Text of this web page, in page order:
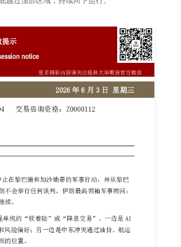
：于军礼从业资格：F0247894交易咨询资格：Z0000112
基金经理调查显示，平均现金仓位已降至3.9%，跌破4%
”，使中国半导体产业得以在EUV约束下持续迭代。Token
投入仅18美分产生真实价值。近1870亿美元杠杆ETF
踏。派珀桑德勒向公司客户发出警告，霍尔木兹海峡未
债收益率突破约4%-5%、欧洲国债收益率突破约3%-3.5%
金经理调查显示，平均现金仓位已降至3.9%，跌破4%的
场已步入债务螺旋的“Oh Shit时刻”。受日本加息及资本回
失去市场买家，整个金融体系的“无风险锚”就会动摇；如
利欧表示，围绕伊朗的冲突可能演变为第三次世界大
油价趋于平台化，将冲击全球经济。 美国前财长保尔森发
寸已创10年新高。AI对诸多行业的颠覆性替代、美国私
国连续的错误政策，全球经济已在2025年底越过顶部区